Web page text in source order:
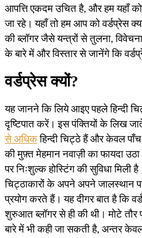
आपत्ति एकदम उचित है, और हम यहाँ
जा रहे। यहाँ तो हम आप को वर्डप्रेस
की ब्लॉगर जैसे यन्त्रों से तुलना,
के बारे में और विस्तार से जानेंगे कि
वर्डप्रेस क्यों?
यह जानने कि लिये आइए पहले हिन्दी
दृष्टिपात करें। इस पंक्तियों के लिख
से अधिकहिन्दी चिट्ठे हैं और केवल
की मुफ़्त मेहमान नवाज़ी का फायदा
पर निःशुल्क होस्टिंग की सुविधा मिली
चिट्ठाकारों के अपने अपने जालस्थान
प्रयोग करते हैं। यह दीगर बात है कि
शुरुआत ब्लॉगर से ही की थी। मोटे
बारे में भी कही जा सकती है, अन्तर